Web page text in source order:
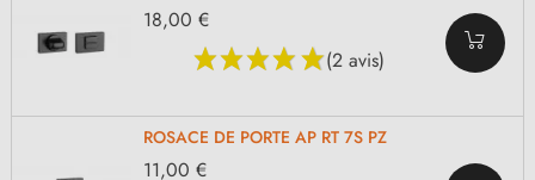
(2 avis)
18,00 €
ROSACE DE PORTE AP RT 7S PZ
11,00 €